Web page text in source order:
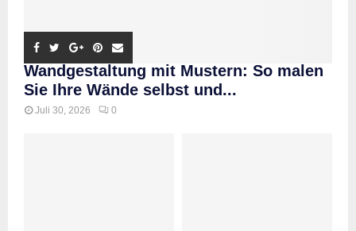
Wandgestaltung mit Mustern: So malen
Sie Ihre Wände selbst und...
Juli 30, 2026 0